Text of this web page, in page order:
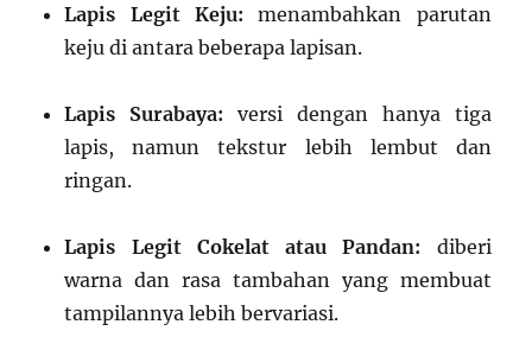
Lapis Legit Keju: menambahkan parutan
keju di antara beberapa lapisan.
Lapis Surabaya: versi dengan hanya tiga
lapis, namun tekstur lebih lembut dan
ringan.
Lapis Legit Cokelat atau Pandan: diberi
warna dan rasa tambahan yang membuat
tampilannya lebih bervariasi.